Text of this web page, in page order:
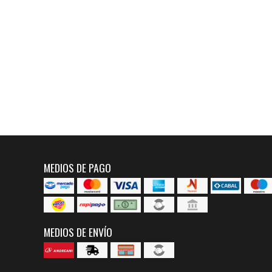
MEDIOS DE PAGO
MEDIOS DE ENVÍO